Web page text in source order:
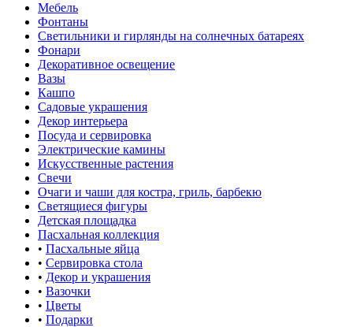
Мебель
Фонтаны
Светильники и гирлянды на солнечных батареях
Фонари
Декоративное освещение
Вазы
Кашпо
Садовые украшения
Декор интерьера
Посуда и сервировка
Электрические камины
Искусственные растения
Свечи
Очаги и чаши для костра, гриль, барбекю
Светящиеся фигуры
Детская площадка
Пасхальная коллекция
• Пасхальные яйца
• Сервировка стола
• Декор и украшения
• Вазочки
• Цветы
• Подарки